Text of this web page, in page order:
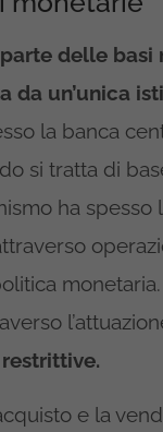
delle basi
da un’unica
la banca
si tratta di
ha spesso
e la